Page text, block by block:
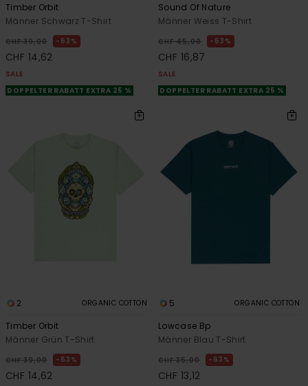
Timber Orbit
Männer Schwarz T-Shirt
CHF 39,00 63%
CHF 14,62
SALE
DOPPELTER RABATT EXTRA 25 %
Sound Of Nature
Männer Weiss T-Shirt
CHF 45,00 63%
CHF 16,87
SALE
DOPPELTER RABATT EXTRA 25 %
2 ORGANIC COTTON
Timber Orbit
Männer Grün T-Shirt
CHF 39,00 63%
CHF 14,62
5 ORGANIC COTTON
Lowcase Bp
Männer Blau T-Shirt
CHF 35,00 63%
CHF 13,12